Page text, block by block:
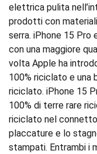
elettrica pulita
prodotti con
serra. iPhone 15 Pro
con una maggiore
volta Apple ha
100% riciclato e una
riciclato. iPhone 15
100% di terre rare
riciclato nel
placcature e lo
stampati. Entrambi i